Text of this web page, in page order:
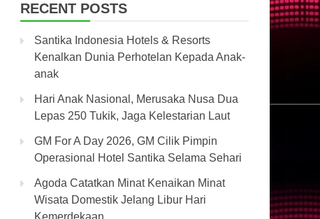
RECENT POSTS
Santika Indonesia Hotels & Resorts
Kenalkan Dunia Perhotelan Kepada Anak-
anak
Hari Anak Nasional, Merusaka Nusa Dua
Lepas 250 Tukik, Jaga Kelestarian Laut
GM For A Day 2026, GM Cilik Pimpin
Operasional Hotel Santika Selama Sehari
Agoda Catatkan Minat Kenaikan Minat
Wisata Domestik Jelang Libur Hari